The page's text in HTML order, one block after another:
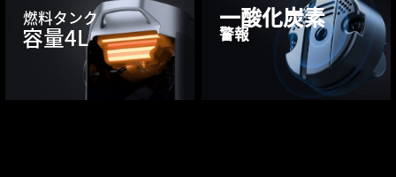
燃料タンク
容量4L
一酸化炭素
警報